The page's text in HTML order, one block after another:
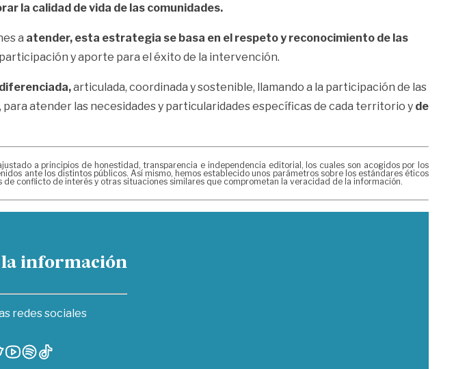
la calidad de vida de las comunidades.
a atender, esta estrategia se basa en el respeto y reconocimiento de las
y aporte para el éxito de la intervención.
articulada, coordinada y sostenible, llamando a la participación de las
atender las necesidades y particularidades específicas de cada territorio y de
a principios de honestidad, transparencia e independencia editorial, los cuales son acogidos por los
ante los distintos públicos. Así mismo, hemos establecido unos parámetros sobre los estándares éticos
conflicto de interés y otras situaciones similares que comprometan la veracidad de la información.
la información
redes sociales